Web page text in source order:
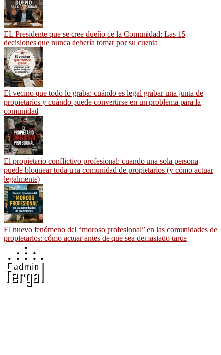
EL Presidente que se cree dueño de la Comunidad: Las 15
decisiones que nunca debería tomar por su cuenta
El vecino que todo lo graba: cuándo es legal grabar una junta de
propietarios y cuándo puede convertirse en un problema para la
comunidad
El propietario conflictivo profesional: cuando una sola persona
puede bloquear toda una comunidad de propietarios (y cómo actuar
legalmente)
El nuevo fenómeno del “moroso profesional” en las comunidades de
propietarios: cómo actuar antes de que sea demasiado tarde